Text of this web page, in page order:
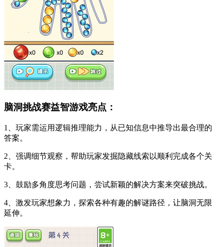
脑洞挑战赛益智游戏亮点：
1、玩家需运用逻辑推理能力，从已知信息中推导出最合理的
答案。
2、强调细节观察，帮助玩家发掘隐藏线索以顺利完成各个关
卡。
3、鼓励多角度思考问题，尝试新颖的解决方案来突破挑战。
4、激发玩家想象力，探索各种有趣的解谜路径，让脑洞无限
延伸。